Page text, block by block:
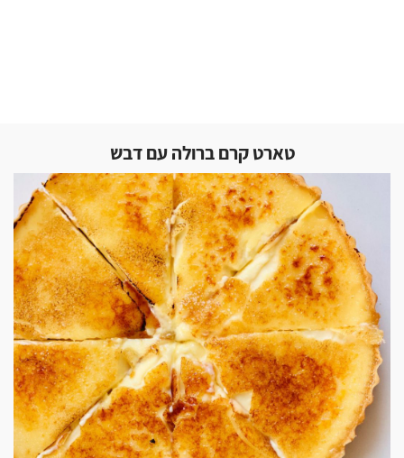
טארט קרם ברולה עם דבש